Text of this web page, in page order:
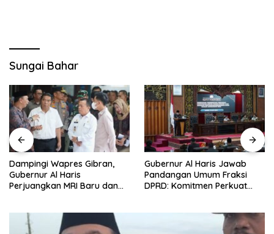
Sungai Bahar
Gubernur Al Haris Jawab
Pandangan Umum Fraksi
DPRD: Komitmen Perkuat
Bantah Isu Raibnya Uang
Rakyat Rp1,5 Triliun, Kadis
Kominfo Jambi Ariansyah :